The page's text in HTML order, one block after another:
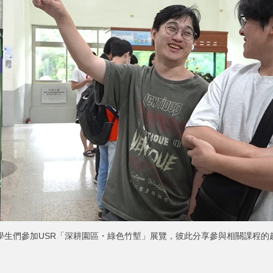
生們參加USR「深耕園區・綠色竹塹」展覽，彼此分享參與相關課程的